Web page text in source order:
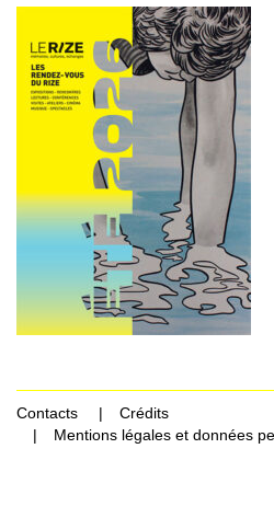
Contacts
Crédits
Mentions légales et données